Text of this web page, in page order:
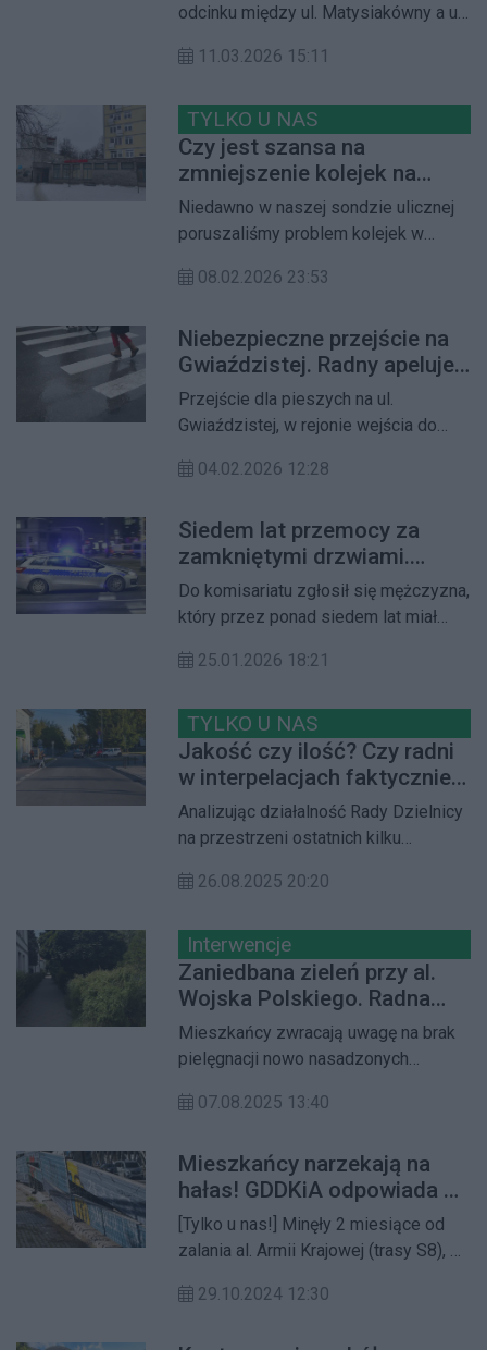
odcinku między ul. Matysiakówny a ul.
wydłużona do ul. Powązkowskiej,
w stronę ul. Felińskiego. Radni już
kilka miesięcy temu apelowali o pilny
remont tej części drogi. Czy jest
szansa na poprawę?
11.03.2026 15:11
TYLKO U NAS
Czy jest szansa na
zmniejszenie kolejek na
poczcie przy Placu
Grunwaldzkim?
Niedawno w naszej sondzie ulicznej
poruszaliśmy problem kolejek w
Grunwaldzkim. Jest to największa
która obsługuje także część
adresatów ze Śródmieścia oraz
współpracuje z filiami na Bielanach i
Bemowie. Postanowiliśmy sprawdzić,
poprawę funkcjonowania tej placówki
08.02.2026 23:53
Niebezpieczne przejście na
Gwiaździstej. Radny apeluje
o pilne działania
Przejście dla pieszych na ul.
Gwiaździstej, w rejonie wejścia do
większe obawy mieszkańców. Radny
złożył interpelację, w której wskazuje
na realne zagrożenia dla pieszych i
domaga się poprawy bezpieczeństwa
w tym miejscu.
04.02.2026 12:28
Siedem lat przemocy za
zamkniętymi drzwiami.
Dramat ujawniony...
Do komisariatu zgłosił się mężczyzna,
który przez ponad siedem lat miał
psychicznej ze strony żony. Sprawa
letniej obywatelki Białorusi i
postawieniem jej zarzutów.
25.01.2026 18:21
TYLKO U NAS
Jakość czy ilość? Czy radni
w interpelacjach faktycznie
poruszają trudne problemy
mieszkańców?
Analizując działalność Rady Dzielnicy
na przestrzeni ostatnich kilku
podział wśród radnych. Część z nich
jednej interpelacji, inni zaś prześcigali
się w liczbie składanych pism, które
jednak nie zawsze przekładały się na
ich jakość. Powstaje więc pytanie: na
ile interpelacje faktycznie służą
mieszkańcom, a na ile są wyłącznie
elementem autopromocji?
26.08.2025 20:20
Interwencje
Zaniedbana zieleń przy al.
Wojska Polskiego. Radna
interweniuje, urząd
odpowiada
Mieszkańcy zwracają uwagę na brak
pielęgnacji nowo nasadzonych
Polskiego 1–13. Radna dzielnicy
tłumaczy powody opóźnień i
zapowiada zmiany.
07.08.2025 13:40
Mieszkańcy narzekają na
hałas! GDDKiA odpowiada na
nasze pytania
[Tylko u nas!] Minęły 2 miesiące od
zalania al. Armii Krajowej (trasy S8), w
zniszczeń ścian dźwiękoszczelnych.
29.10.2024 12:30